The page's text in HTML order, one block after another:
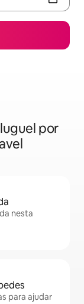
por
nesta
para ajudar